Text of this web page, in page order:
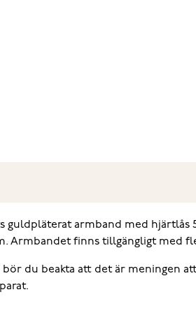
guldpläterat armband med hjärtlås
Armbandet finns tillgängligt
du beakta att det är meningen